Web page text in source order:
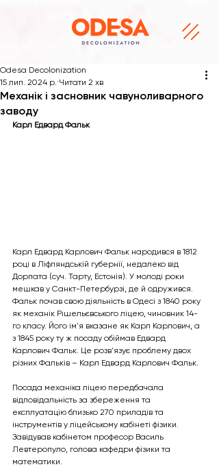
Механік і засновник чавуноливарного
заводу
Odesa Decolonization
15 лип. 2024 р. Читати 2 хв
Карл Едвард Фальк
Карл Едвард Карлович Фальк народився в 1812
році в Ліфляндській губернії, недалеко від
Дорпата (суч. Тарту, Естонія). У молоді роки
мешкав у Санкт-Петербурзі, де й одружився.
Фальк почав свою діяльність в Одесі з 1840 року
як механік Рішельєвського ліцею, чиновник 14-
го класу. Його ім'я вказане як Карл Карлович, а
з 1845 року ту ж посаду обіймав Едвард
Карлович Фальк. Це розв'язує проблему двох
різних Фальків – Карл Едвард Карлович Фальк.
Посада механіка ліцею передбачала
відповідальність за збереження та
експлуатацію близько 270 приладів та
інструментів у ліцейському кабінеті фізики.
Завідував кабінетом професор Василь
Левтеропуло, голова кафедри фізики та
математики.